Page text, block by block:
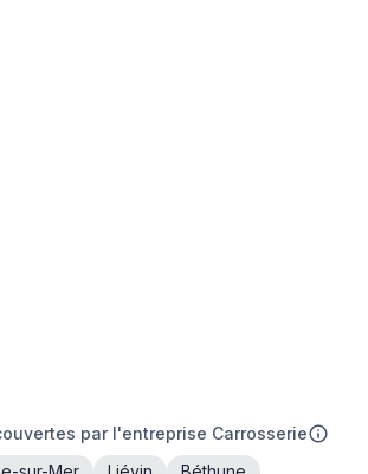
par l'entreprise Carrosserie